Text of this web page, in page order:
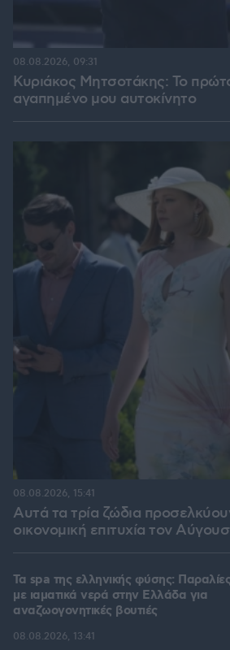
Κυριάκος Μητσοτάκης: Το
αγαπημένο μου αυτοκίνητο
08.08.2026, 09:31
Αυτά τα τρία ζώδια
οικονομική επιτυχία τον
08.08.2026, 15:41
Τα spa της ελληνικής φύσης: Παραλίες
με ιαματικά νερά στην Ελλάδα για
αναζωογονητικές βουτιές
08.08.2026, 13:41